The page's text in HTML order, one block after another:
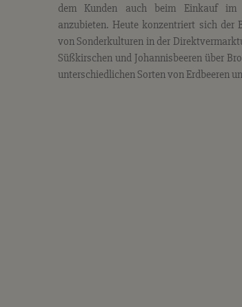
dem Kunden auch beim Einkauf im
anzubieten. Heute konzentriert sich der
von Sonderkulturen in der
Süßkirschen und Johannisbeeren über
unterschiedlichen Sorten von Erdbeeren